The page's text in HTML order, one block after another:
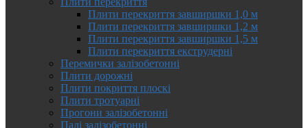
Плити перекриття завширшки 1,0 м
Плити перекриття завширшки 1,2 м
Плити перекриття завширшки 1,5 м
Плити перекриття екструдерні
Перемички залізобетонні
Плити дорожні
Плити покриття плоскі
Плити тротуарні
Прогони залізобетонні
Палі залізобетонні